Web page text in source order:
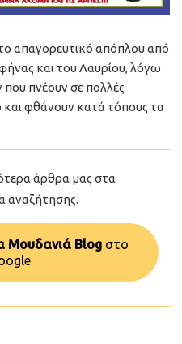
απαγορευτικό απόπλου από
και του Λαυρίου, λόγω
πνέουν σε πολλές
και φθάνουν κατά τόπους τα
άρθρα μας στα
αναζήτησης.
Μουδανιά Blog στo